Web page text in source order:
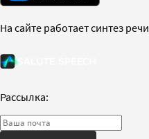
На сайте работает синтез речи
Рассылка: